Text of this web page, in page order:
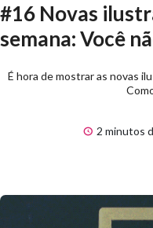
#16 Novas
semana: Você
É hora de mostrar as novas
2 minutos